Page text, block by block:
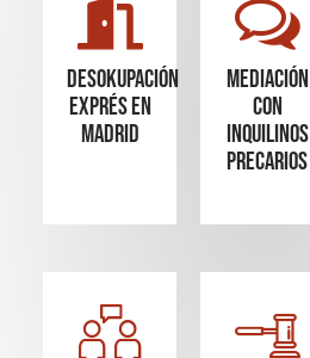
Desokupación
Exprés en
madrid
mediación
con
inquilinos
precarios